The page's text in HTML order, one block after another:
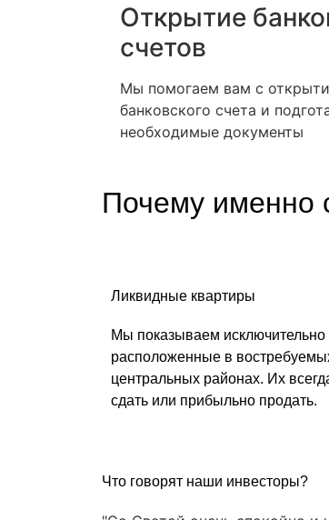
Открытие
счетов
Мы помогаем вам с
банковского счета и
необходимые документы
Почему именно
Ликвидные квартиры
Мы показываем исключительно
расположенные в
центральных районax. Их
сдать или прибыльно продать.
Что говорят наши инвесторы?